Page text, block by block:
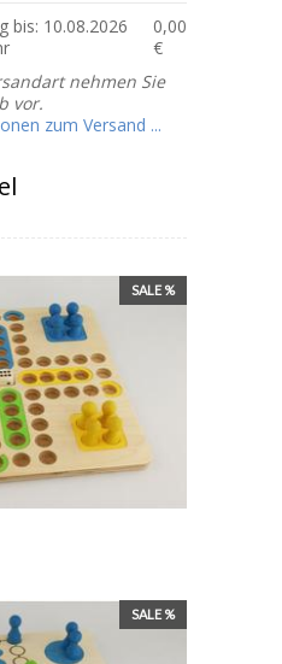
bis: 10.08.2026
0,00
€
nehmen Sie
vor.
zum Versand ...
SALE %
SALE %